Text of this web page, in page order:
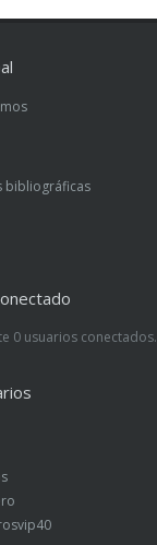
bibliográficas
0 usuarios conectados.